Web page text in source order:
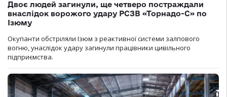
Двоє людей загинули, ще четверо постраждали
внаслідок ворожого удару РСЗВ «Торнадо-С» по
Ізюму
Окупанти обстріляли Ізюм з реактивної системи залпового
вогню, унаслідок удару загинули працівники цивільного
підприємства.